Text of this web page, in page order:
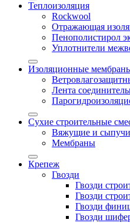
Теплоизоляция
Rockwool
Отражающая
Пенополистирол
Уплотнители
Изоляционные
Лента
Сухие строительные
Вяжущие и
Мембраны
Крепеж
Гвозди
Гвозди
Гвозди
Гвозди
Гвозди